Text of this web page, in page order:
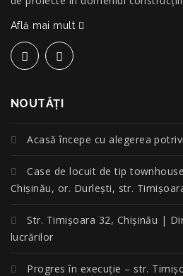
Află mai mult
NOUTĂŢI
Acasă începe cu alegerea
Case de locuit de tip
Chișinău, or. Durlești, str.
Str. Timișoara 32, Chișinău |
lucrărilor
Progres în execuție – str.